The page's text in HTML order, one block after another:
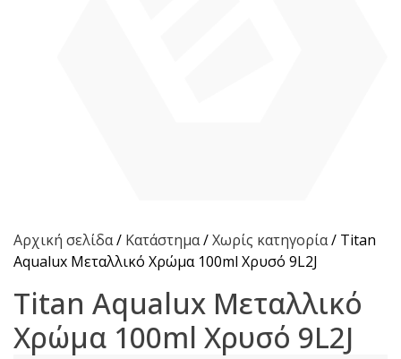
Αρχική σελίδα/ Κατάστημα/Χωρίς κατηγορία/ Titan
Aqualux Μεταλλικό Χρώμα 100ml Χρυσό 9L2J
Titan Aqualux Μεταλλικό
Χρώμα 100ml Χρυσό 9L2J